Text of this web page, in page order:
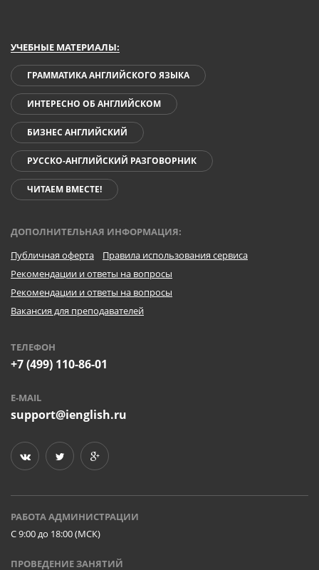
УЧЕБНЫЕ МАТЕРИАЛЫ:
ГРАММАТИКА АНГЛИЙСКОГО ЯЗЫКА
ИНТЕРЕСНО ОБ АНГЛИЙСКОМ
БИЗНЕС АНГЛИЙСКИЙ
РУССКО-АНГЛИЙСКИЙ РАЗГОВОРНИК
ЧИТАЕМ ВМЕСТЕ!
ДОПОЛНИТЕЛЬНАЯ ИНФОРМАЦИЯ:
Публичная оферта
Правила использования сервиса
Рекомендации и ответы на вопросы
Рекомендации и ответы на вопросы
Вакансия для преподавателей
ТЕЛЕФОН
+7 (499) 110-86-01
E-MAIL
support@ienglish.ru
РАБОТА АДМИНИСТРАЦИИ
C 9:00 до 18:00 (МСК)
ПРОВЕДЕНИЕ ЗАНЯТИЙ